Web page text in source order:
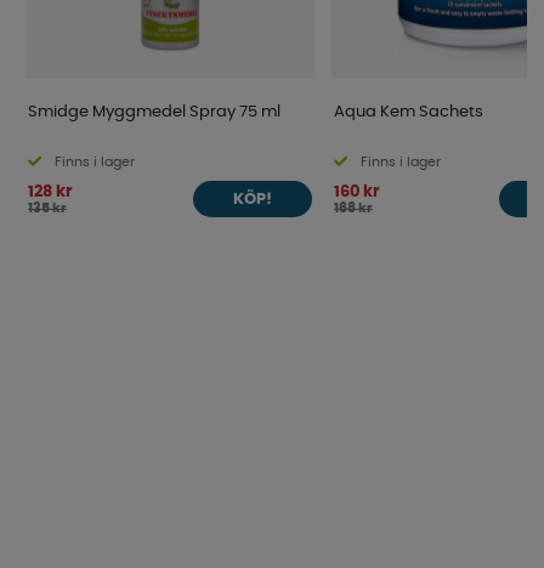
Smidge Myggmedel Spray 75 ml
Finns i lager
128 kr
135 kr
KÖP!
Aqua Kem Sachets
Finns i lager
160 kr
168 kr